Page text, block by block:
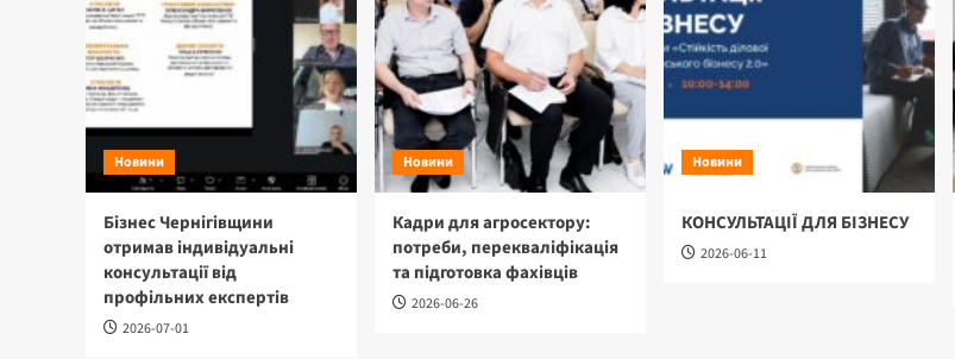
Новини
Бізнес Чернігівщини
отримав індивідуальні
консультації від
профільних експертів
2026-07-01
Новини
Кадри для агросектору:
потреби, перекваліфікація
та підготовка фахівців
2026-06-26
Новини
КОНСУЛЬТАЦІЇ ДЛЯ БІЗНЕСУ
2026-06-11